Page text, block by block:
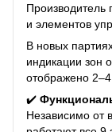
Производитель
и элементов
В новых
индикации зон
отображено
✔️
Независимо от